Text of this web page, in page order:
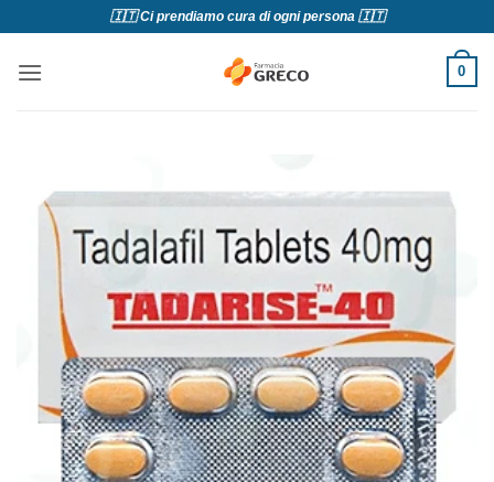
contenuti
🇮🇹 Ci prendiamo cura di ogni persona 🇮🇹
0